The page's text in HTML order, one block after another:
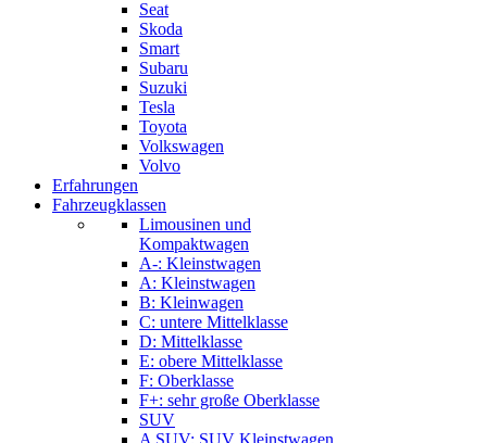
Seat
Skoda
Smart
Subaru
Suzuki
Tesla
Toyota
Volkswagen
Volvo
Erfahrungen
Fahrzeugklassen
Limousinen und
Kompaktwagen
A-: Kleinstwagen
A: Kleinstwagen
B: Kleinwagen
C: untere Mittelklasse
D: Mittelklasse
E: obere Mittelklasse
F: Oberklasse
F+: sehr große Oberklasse
SUV
A SUV: SUV Kleinstwagen